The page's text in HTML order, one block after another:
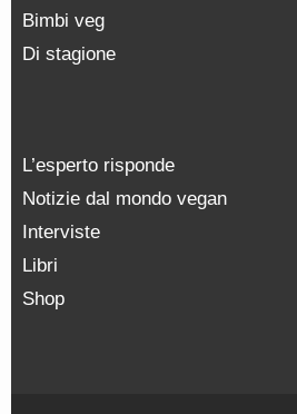
Bimbi veg
Di stagione
L’esperto risponde
Notizie dal mondo vegan
Interviste
Libri
Shop